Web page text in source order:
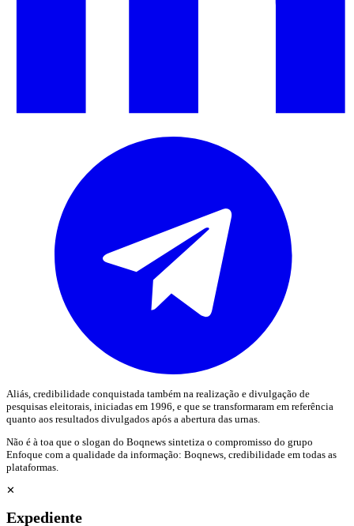
Aliás, credibilidade conquistada também na realização e divulgação de
pesquisas eleitorais, iniciadas em 1996, e que se transformaram em referência
quanto aos resultados divulgados após a abertura das urnas.
Não é à toa que o slogan do Boqnews sintetiza o compromisso do grupo
Enfoque com a qualidade da informação: Boqnews, credibilidade em todas as
plataformas.
✕
Expediente